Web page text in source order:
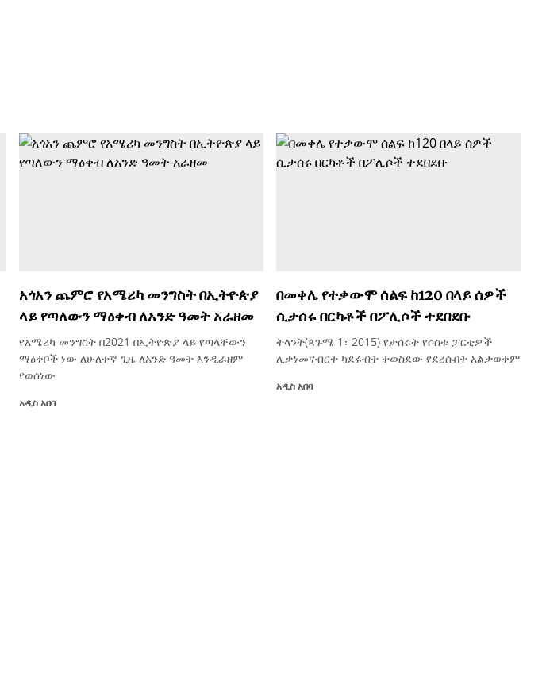
አጎአን ጨምሮ የአሜሪካ መንግስት በኢትዮጵያ
ላይ የጣለውን ማዕቀብ ለአንድ ዓመት አራዘመ
የአሜሪካ መንግስት በ2021 በኢትዮጵያ ላይ የጣላቸውን
ማዕቀቦች ነው ለሁለተኛ ጊዜ ለአንድ ዓመት እንዲራዘም
የወሰነው
አዲስ አበባ
በመቀሌ የተቃውሞ ሰልፍ ከ120 በላይ ሰዎች
ሲታሰሩ በርካቶች በፖሊሶች ተደበደቡ
ትላንት(ጳጉሜ 1፣ 2015) የታሰሩት የሶስቱ ፓርቲዎች
ሊቃነመናብርት ካደሩብት ተወስደው የደረሱበት አልታወቀም
አዲስ አበባ